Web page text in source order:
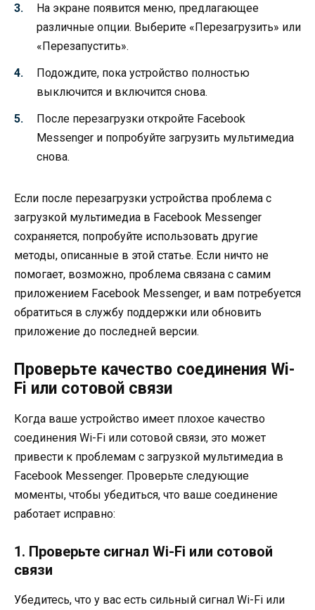
На экране появится меню, предлагающее
различные опции. Выберите «Перезагрузить» или
«Перезапустить».
Подождите, пока устройство полностью
выключится и включится снова.
После перезагрузки откройте Facebook
Messenger и попробуйте загрузить мультимедиа
снова.
Если после перезагрузки устройства проблема с
загрузкой мультимедиа в Facebook Messenger
сохраняется, попробуйте использовать другие
методы, описанные в этой статье. Если ничто не
помогает, возможно, проблема связана с самим
приложением Facebook Messenger, и вам потребуется
обратиться в службу поддержки или обновить
приложение до последней версии.
Проверьте качество соединения Wi-
Fi или сотовой связи
Когда ваше устройство имеет плохое качество
соединения Wi-Fi или сотовой связи, это может
привести к проблемам с загрузкой мультимедиа в
Facebook Messenger. Проверьте следующие
моменты, чтобы убедиться, что ваше соединение
работает исправно:
1. Проверьте сигнал Wi-Fi или сотовой
связи
Убедитесь, что у вас есть сильный сигнал Wi-Fi или